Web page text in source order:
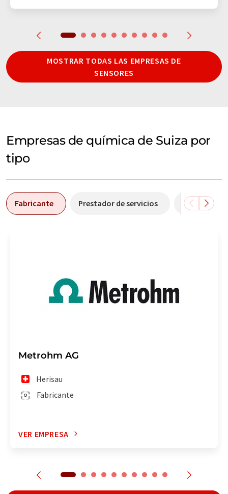
MOSTRAR TODAS LAS EMPRESAS DE
SENSORES
Empresas de química de Suiza por
tipo
Fabricante Prestador de servicios
Metrohm AG
Fabricante
Herisau
VER EMPRESA